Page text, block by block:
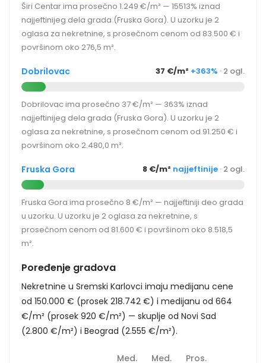
Širi Centar ima prosečno 1.249 €/m² — 15513% iznad
najjeftinijeg dela grada (Fruska Gora). U uzorku je 2
oglasa za nekretnine, s prosečnom cenom od 83.500 € i
površinom oko 276,5 m².
Dobrilovac 37 €/m² +363% · 2 ogl.
Dobrilovac ima prosečno 37 €/m² — 363% iznad
najjeftinijeg dela grada (Fruska Gora). U uzorku je 2
oglasa za nekretnine, s prosečnom cenom od 91.250 € i
površinom oko 2.480,0 m².
Fruska Gora 8 €/m² najjeftinije · 2 ogl.
Fruska Gora ima prosečno 8 €/m² — najjeftiniji deo grada
u uzorku. U uzorku je 2 oglasa za nekretnine, s
prosečnom cenom od 81.600 € i površinom oko 8.518,5
m².
Poređenje gradova
Nekretnine u Sremski Karlovci imaju medijanu cene
od 150.000 € (prosek 218.742 €) i medijanu od 664
€/m² (prosek 920 €/m²) — skuplje od Novi Sad
(2.800 €/m²) i Beograd (2.555 €/m²).
Med. Med. Pros.